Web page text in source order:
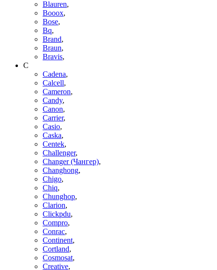
Blauren,
Booox,
Bose,
Bq,
Brand,
Braun,
Bravis,
C
Cadena,
Calcell,
Cameron,
Candy,
Canon,
Carrier,
Casio,
Caska,
Centek,
Challenger,
Changer (Чангер),
Changhong,
Chigo,
Chiq,
Chunghop,
Clarion,
Clickpdu,
Compro,
Conrac,
Continent,
Cortland,
Cosmosat,
Creative,